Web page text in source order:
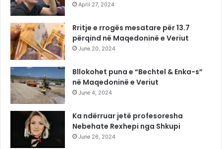
April 27, 2024
Rritje e rrogës mesatare për 13.7
përqind në Maqedoninë e Veriut
June 20, 2024
Bllokohet puna e “Bechtel & Enka-s”
në Maqedoninë e Veriut
June 4, 2024
Ka ndërruar jetë profesoresha
Nebehate Rexhepi nga Shkupi
June 26, 2024